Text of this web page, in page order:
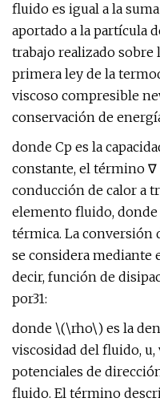
fluido es igual a la
aportado a la partícula
trabajo realizado sobre
primera ley de la
viscoso compresible
conservación de
donde Cp es la
constante, el término ∇
conducción de calor a
elemento fluido,
térmica. La conversión
se considera
decir, función de
por31:
donde \(\rho\) es la
viscosidad del fluido, u,
potenciales de
fluido. El término